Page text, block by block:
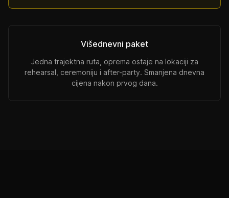
Višednevni paket
Jedna trajektna ruta, oprema ostaje na lokaciji za
rehearsal, ceremoniju i after-party. Smanjena dnevna
cijena nakon prvog dana.